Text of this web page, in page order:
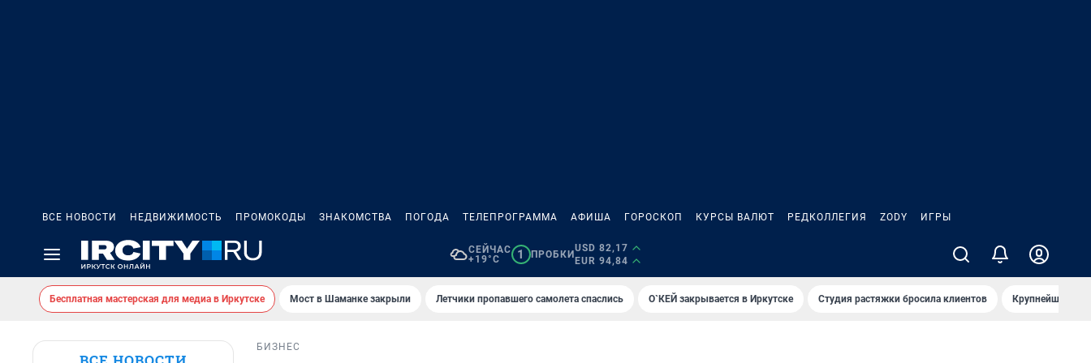
ВСЕ НОВОСТИ НЕДВИЖИМОСТЬ ПРОМОКОДЫ ЗНАКОМСТВА ПОГОДА ТЕЛЕПРОГРАММА АФИША ГОРОСКОП КУРСЫ ВАЛЮТ РЕДКОЛЛЕГИЯ ZODY ИГРЫ
СЕЙЧАС
+19°C
1 ПРОБКИ
USD 82,17
EUR 94,84
Бесплатная мастерская для медиа в Иркутске Мост в Шаманке закрыли Летчики пропавшего самолета спаслись О`КЕЙ закрывается в Иркутске Студия растяжки бросила клиентов Крупнейшие
БИЗНЕС